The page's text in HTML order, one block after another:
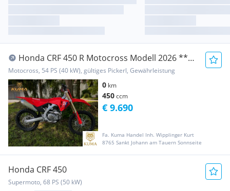
Honda CRF 450 R Motocross Modell 2026 **
Neufahrzeug **
Motocross, 54 PS (40 kW), gültiges Pickerl, Gewährleistung
0 km
450ccm
Fa. Kuma Handel Inh. Wipplinger Kurt
8765 Sankt Johann am Tauern Sonnseite
€ 9.690
Honda CRF 450
Supermoto, 68 PS (50 kW)